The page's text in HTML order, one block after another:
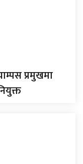
प्रमुखमा